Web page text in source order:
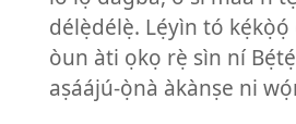
délẹ̀délẹ̀. Lẹ́yìn tó
òun àti ọkọ rẹ̀ sìn ní
aṣáájú-ọ̀nà àkànṣe ni